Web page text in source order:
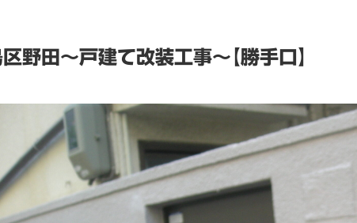
野田～戸建て改装工事～【勝手口】